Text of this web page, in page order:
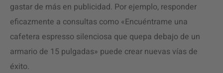
gastar de más en publicidad. Por ejemplo, responder
eficazmente a consultas como «Encuéntrame una
cafetera espresso silenciosa que quepa debajo de un
armario de 15 pulgadas» puede crear nuevas vías de
éxito.